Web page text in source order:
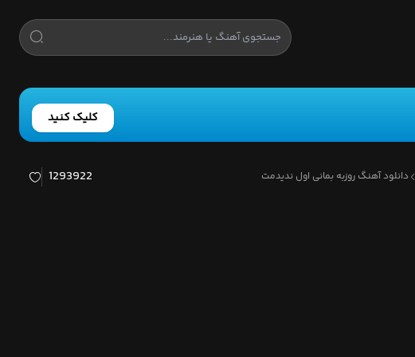
کلیک کنید
دانلود آهنگ روزبه بمانی اول ندیدمت 1293922